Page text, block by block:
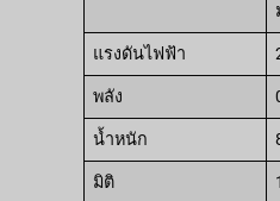
แรงดันไฟฟ้า
พลัง
น้ำหนัก
มิติ